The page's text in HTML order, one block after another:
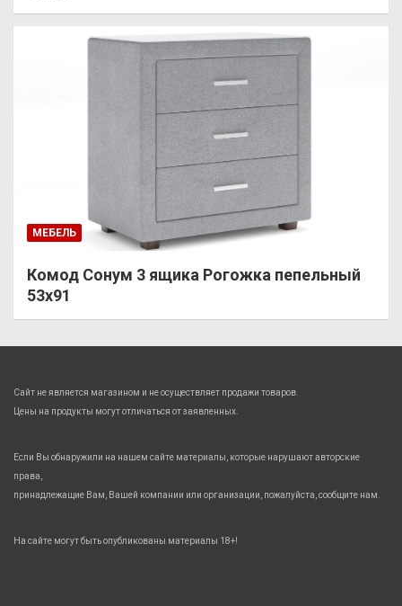
МЕБЕЛЬ
Комод Сонум 3 ящика Рогожка пепельный
53х91
Сайт не является магазином и не осуществляет продажи товаров.
Цены на продукты могут отличаться от заявленных.
Если Вы обнаружили на нашем сайте материалы, которые нарушают авторские
права,
принадлежащие Вам, Вашей компании или организации, пожалуйста, сообщите нам.
На сайте могут быть опубликованы материалы 18+!